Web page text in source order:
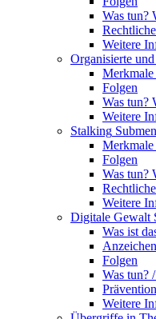
Was tun?
Weitere
Organisierte
Merkmale
Folgen
Was tun?
Weitere
Stalking
Merkmale
Folgen
Was tun?
Weitere
Digitale Gewalt
Was ist
Folgen
Was tun?
Prävention
Weitere